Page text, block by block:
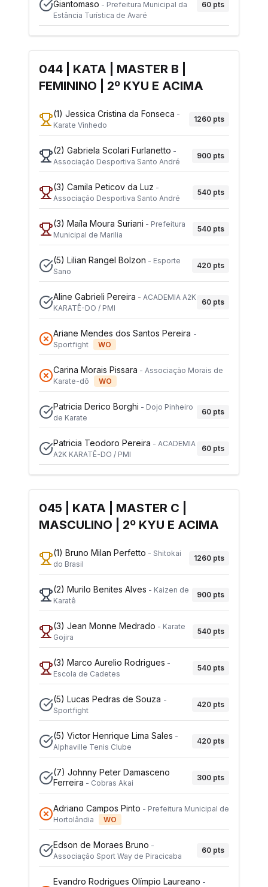
Giantomaso - Prefeitura Municipal da
Estância Turística de Avaré
60 pts
044 | KATA | MASTER B |
FEMININO | 2º KYU E ACIMA
(1) Jessica Cristina da Fonseca -
Karate Vinhedo
1260 pts
(2) Gabriela Scolari Furlanetto -
Associação Desportiva Santo André
900 pts
(3) Camila Peticov da Luz -
Associação Desportiva Santo André
540 pts
(3) Maíla Moura Suriani - Prefeitura
Municipal de Marilia
540 pts
(5) Lilian Rangel Bolzon - Esporte
Sano
420 pts
Aline Gabrieli Pereira - ACADEMIA A2K
KARATÊ-DO / PMI
60 pts
Ariane Mendes dos Santos Pereira -
Sportfight
WO
Carina Morais Pissara - Associação Morais de
Karate-dô
WO
Patricia Derico Borghi - Dojo Pinheiro
de Karate
60 pts
Patricia Teodoro Pereira - ACADEMIA
A2K KARATÊ-DO / PMI
60 pts
045 | KATA | MASTER C |
MASCULINO | 2º KYU E ACIMA
(1) Bruno Milan Perfetto - Shitokai
do Brasil
1260 pts
(2) Murilo Benites Alves - Kaizen de
Karatê
900 pts
(3) Jean Monne Medrado - Karate
Gojira
540 pts
(3) Marco Aurelio Rodrigues -
Escola de Cadetes
540 pts
(5) Lucas Pedras de Souza -
Sportfight
420 pts
(5) Victor Henrique Lima Sales -
Alphaville Tenis Clube
420 pts
(7) Johnny Peter Damasceno
Ferreira - Cobras Akai
300 pts
Adriano Campos Pinto - Prefeitura Municipal de
Hortolândia
WO
Edson de Moraes Bruno -
Associação Sport Way de Piracicaba
60 pts
Evandro Rodrigues Olímpio Laureano -